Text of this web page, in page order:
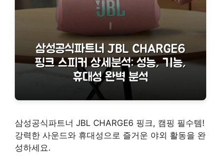
삼성공식파트너 JBL CHARGE6 핑크, 캠핑 필수템!
강력한 사운드와 휴대성으로 즐거운 야외 활동을 완
성하세요.